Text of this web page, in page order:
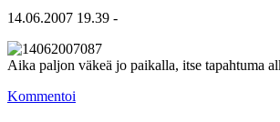
14.06.2007 19.39 -
Aika paljon väkeä jo paikalla, itse tapahtuma
Kommentoi